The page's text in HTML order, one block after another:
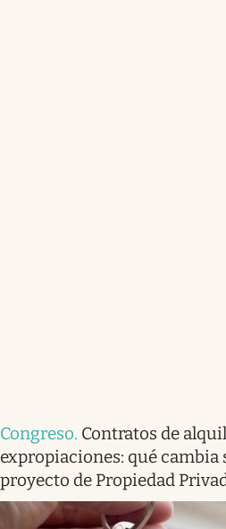
Congreso. Contratos de
expropiaciones: qué cambia
proyecto de Propiedad